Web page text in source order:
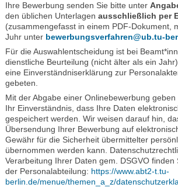
Ihre Bewerbung senden Sie bitte unter
den üblichen Unterlagenausschließlich per
(zusammengefasst in einem PDF-Dokument,
Juhr unter bewerbungsverfahren@ub.tu-
Für die Auswahlentscheidung ist bei
dienstliche Beurteilung (nicht älter als ein
eine Einverständniserklärung zur
gebeten.
Mit der Abgabe einer Onlinebewerbung geben
Ihr Einverständnis, dass Ihre Daten
gespeichert werden. Wir weisen darauf hin,
Übersendung Ihrer Bewerbung auf
Gewähr für die Sicherheit übermittelter
übernommen werden kann.
Verarbeitung Ihrer Daten gem. DSGVO finden
der Personalabteilung: https://www.abt2-t.tu-
berlin.de/menue/themen_a_z/